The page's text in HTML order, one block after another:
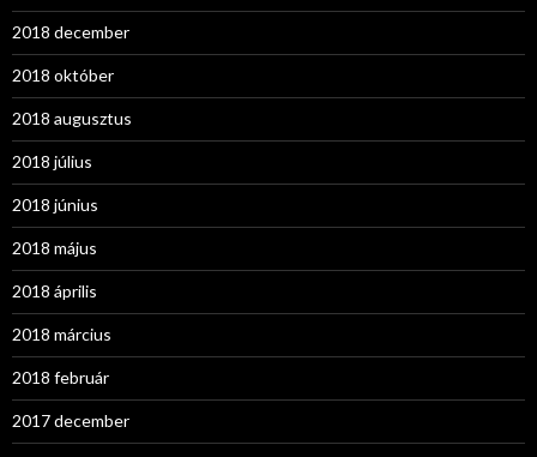
2018 december
2018 október
2018 augusztus
2018 július
2018 június
2018 május
2018 április
2018 március
2018 február
2017 december